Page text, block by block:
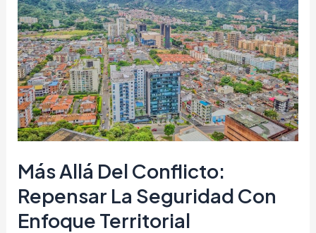
Más Allá Del Conflicto:
Repensar La Seguridad Con
Enfoque Territorial
conflicto:
repensar
la
seguridad
con
enfoque
territorial